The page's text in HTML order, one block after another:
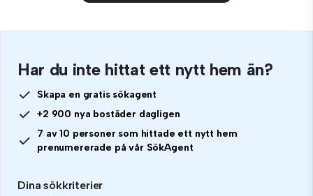
Har du inte hittat ett nytt hem än?
Skapa en gratis sökagent
+2 900 nya bostäder dagligen
7 av 10 personer som hittade ett nytt hem
prenumererade på vår SökAgent
Dina sökkriterier